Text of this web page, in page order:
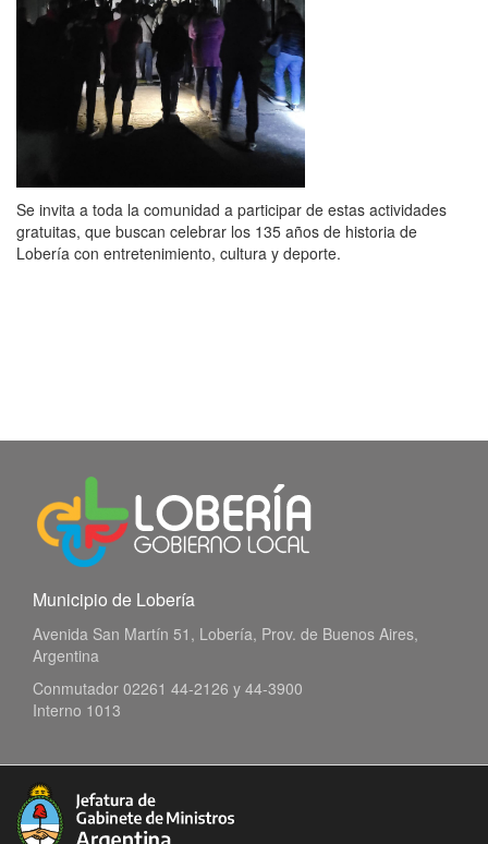
Se invita a toda la comunidad a participar de estas actividades
gratuitas, que buscan celebrar los 135 años de historia de
Lobería con entretenimiento, cultura y deporte.
Municipio de Lobería
Avenida San Martín 51, Lobería, Prov. de Buenos Aires,
Argentina
Conmutador 02261 44-2126 y 44-3900
Interno 1013